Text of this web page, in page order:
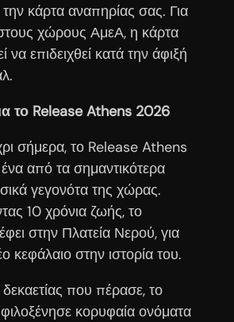
κάρτα αναπηρίας σας. Για
χώρους ΑμεΑ, η κάρτα
να επιδειχθεί κατά την άφιξή
το Release Athens 2026
σήμερα, το Release Athens
ένα από τα σημαντικότερα
γεγονότα της χώρας.
10 χρόνια ζωής, το
στην Πλατεία Νερού, για
κεφάλαιο στην ιστορία του.
δεκαετίας που πέρασε, το
κορυφαία ονόματα